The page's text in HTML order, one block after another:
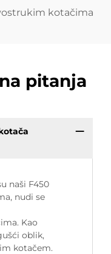
kotačima
pitanja
naši F450
nudi se
Kao
oblik,
kotačem.